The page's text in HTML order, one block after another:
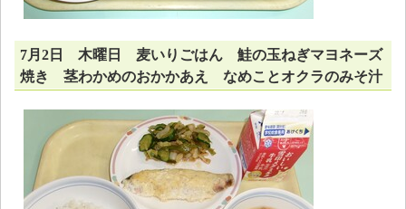
7月2日 木曜日 麦いりごはん 鮭の玉ねぎマヨネーズ
焼き 茎わかめのおかかあえ なめことオクラのみそ汁